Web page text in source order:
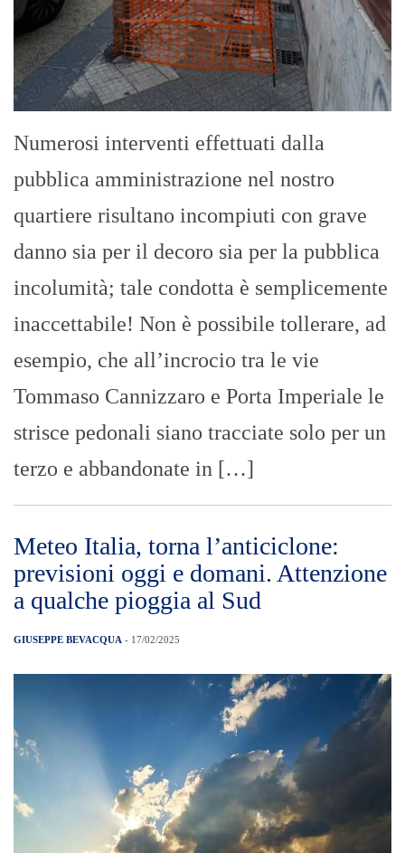
Numerosi interventi effettuati dalla
pubblica amministrazione nel nostro
quartiere risultano incompiuti con grave
danno sia per il decoro sia per la pubblica
incolumità; tale condotta è semplicemente
inaccettabile! Non è possibile tollerare, ad
esempio, che all’incrocio tra le vie
Tommaso Cannizzaro e Porta Imperiale le
strisce pedonali siano tracciate solo per un
terzo e abbandonate in […]
Meteo Italia, torna l’anticiclone:
previsioni oggi e domani. Attenzione
a qualche pioggia al Sud
GIUSEPPE BEVACQUA - 17/02/2025